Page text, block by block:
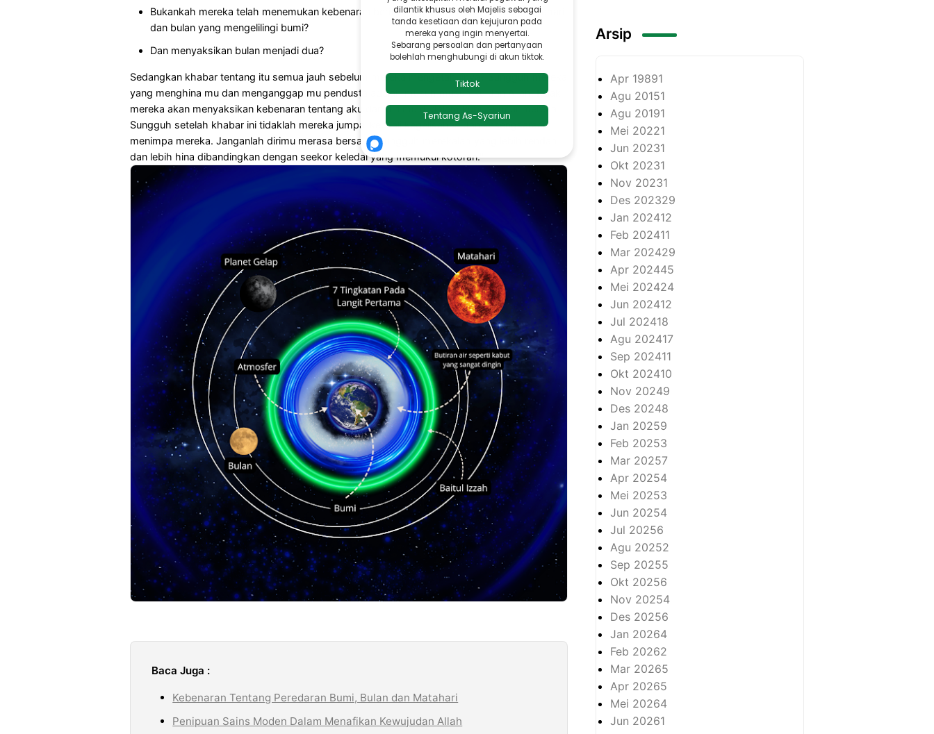
Bukankah mereka telah menemukan kebenaran berita yang kamu bawa tentang matahari
dan bulan yang mengelilingi bumi?
Dan menyaksikan bulan menjadi dua?
Sedangkan khabar tentang itu semua jauh sebelum mereka mengetahuinya? Sungguh mereka
yang menghina mu dan menganggap mu pendusta adalah musuh musuh ku dan Allah. Kelak
mereka akan menyaksikan kebenaran tentang aku dan diri mu di dalam kubur-kubur mereka.
Sungguh setelah khabar ini tidaklah mereka jumpai kecuali kegelisahan dan kesengsaraan
menimpa mereka. Janganlah dirimu merasa bersalah sungguh merekalah yang lebih rendah
dan lebih hina dibandingkan dengan seekor keledai yang memukul kotoran."
Baca Juga :
Kebenaran Tentang Peredaran Bumi, Bulan dan Matahari
Penipuan Sains Moden Dalam Menafikan Kewujudan Allah
Arsip
Apr 19891
Agu 20151
Agu 20191
Mei 20221
Jun 20231
Okt 20231
Nov 20231
Des 202329
Jan 202412
Feb 202411
Mar 202429
Apr 202445
Mei 202424
Jun 202412
Jul 202418
Agu 202417
Sep 202411
Okt 202410
Nov 20249
Des 20248
Jan 20259
Feb 20253
Mar 20257
Apr 20254
Mei 20253
Jun 20254
Jul 20256
Agu 20252
Sep 20255
Okt 20256
Nov 20254
Des 20256
Jan 20264
Feb 20262
Mar 20265
Apr 20265
Mei 20264
Jun 20261